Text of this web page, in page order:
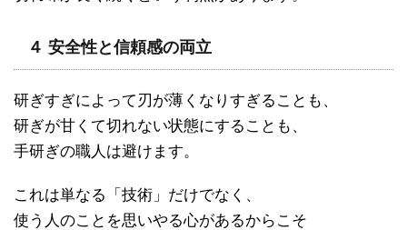
４ 安全性と信頼感の両立
研ぎすぎによって刃が薄くなりすぎることも、
研ぎが甘くて切れない状態にすることも、
手研ぎの職人は避けます。
これは単なる「技術」だけでなく、
使う人のことを思いやる心があるからこそ